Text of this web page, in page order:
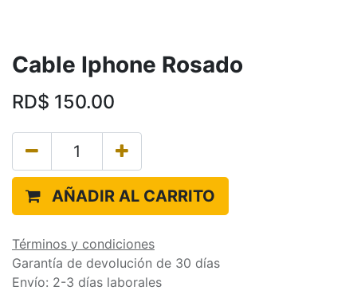
Cable Iphone Rosado
RD$ 150.00
AÑADIR AL CARRITO
Términos y condiciones
Garantía de devolución de 30 días
Envío: 2-3 días laborales